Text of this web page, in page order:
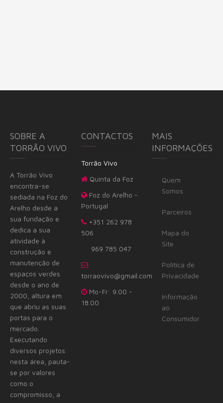
SOBRE A
TORRÃO VIVO
A Torrão Vivo
encontra-se
sediada na Foz do
Arelho desde a
sua fundação e
dedica a sua
atividade à
construção e
manutenção de
espaços verdes
desde o ano de
2000, altura em
que abriu as suas
portas para o
mercado.
Executando
diversos projetos
nesta área, pauta-
se por valores
como o
compromisso, a
CONTACTOS
Torrão Vivo
Quinta da Foz
Foz do Arelho -
Portugal
+351 262 978
506
969 785 047
torraovivo@gmail.com
Mo-Fr: 9.00 -
18.00
MAIS
INFORMAÇÕES
Quem
Somos
Parceiros
Mapa do
Site
Política de
Privacidade
Informação
ao
Consumidor